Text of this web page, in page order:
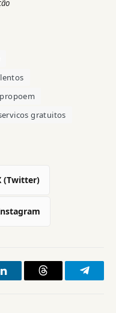
gratuitos
(Twitter)
LinkedInThreads